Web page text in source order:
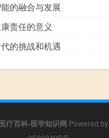
的融合与发展
责任的意义
的挑战和机遇
医疗百科-医学知识网 Powered by